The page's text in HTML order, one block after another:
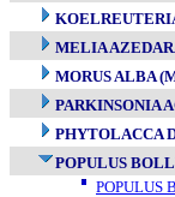
MELIA
MORUS ALBA
PARKINSONIA
PHYTOLACCA
POPULUS
POPULUS